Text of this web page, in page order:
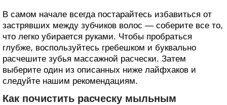
В самом начале всегда постарайтесь избавиться от
застрявших между зубчиков волос — соберите все то,
что легко убирается руками. Чтобы пробраться
глубже, воспользуйтесь гребешком и буквально
расчешите зубья массажной расчески. Затем
выберите один из описанных ниже лайфхаков и
следуйте нашим рекомендациям.
Как почистить расческу мыльным